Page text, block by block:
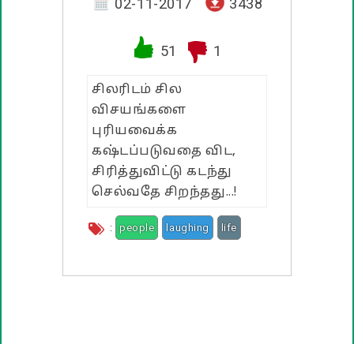
பண்டிகை வாழ்த்துக்கள்
02-11-2017 3438
51 1
சிலரிடம் சில
விசயங்களை
புரியவைக்க
கஷ்டப்படுவதை விட,
சிரித்துவிட்டு கடந்து
செல்வதே சிறந்தது...!
: people laughing life